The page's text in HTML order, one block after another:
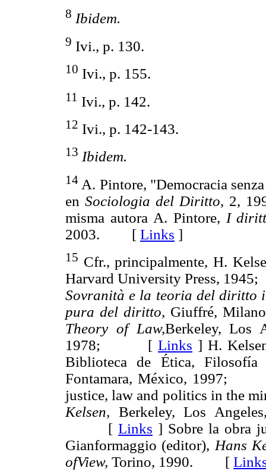
8 Ibidem.
9 Ivi., p. 130.
10 Ivi., p. 155.
11 Ivi., p. 142.
12 Ivi., p. 142-143.
13 Ibidem.
14 A. Pintore, "Democracia
enSociologia del Diritto, 2,
misma autora A. Pintore, I
2003. [ Links ]
15 Cfr., principalmente, H.
Harvard University Press,
Sovranità e la teoria del diritto
pura del diritto, Giuffré,
Theory of Law,Berkeley, Los
1978; [ Links ] H.
Biblioteca de Ética,
Fontamara, México,
justice, law and politics in the
Kelsen, Berkeley, Los
[ Links ] Sobre la obra
Gianformaggio (editor), Hans
ofView, Torino, 1990. [